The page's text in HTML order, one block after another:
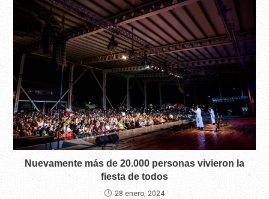
Nuevamente más de 20.000 personas vivieron la
fiesta de todos
28 enero, 2024